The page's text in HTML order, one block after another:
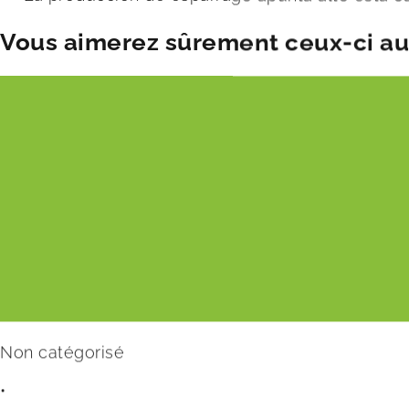
Vous aimerez sûrement ceux-ci
Non catégorisé
•